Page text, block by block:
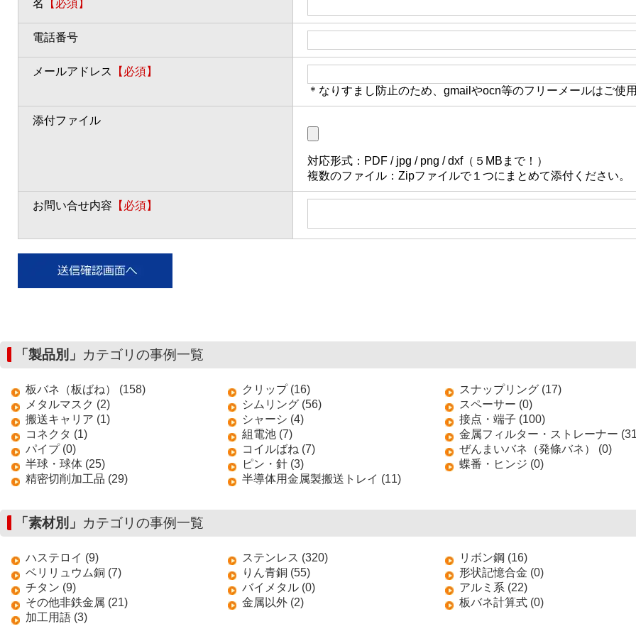
名 【必須】
電話番号
メールアドレス
【必須】
＊なりすまし防止のため、gmailやocn等のフリーメールはご使
添付ファイル
対応形式：PDF / jpg / png / dxf（５MBまで！）
複数のファイル：Zipファイルで１つにまとめて添付ください。
お問い合せ内容 【必須】
「製品別」 カテゴリの事例一覧
板バネ（板ばね） (158) クリップ (16) スナップリング (17)
メタルマスク (2)
シムリング (56) スペーサー (0)
搬送キャリア (1)
シャーシ (4) 接点・端子 (100)
コネクタ (1)
組電池 (7) 金属フィルター・ストレーナー
パイプ (0)
コイルばね (7) ぜんまいバネ（発條バネ） (0)
半球・球体 (25)
ピン・針 (3) 蝶番・ヒンジ (0)
精密切削加工品 (29)
半導体用金属製搬送トレイ (11)
「素材別」 カテゴリの事例一覧
ハステロイ (9) ステンレス (320) リボン鋼 (16)
ベリリュウム銅 (7)
りん青銅 (55) 形状記憶合金 (0)
チタン (9)
バイメタル (0) アルミ系 (22)
その他非鉄金属 (21)
金属以外 (2) 板バネ計算式 (0)
加工用語 (3)